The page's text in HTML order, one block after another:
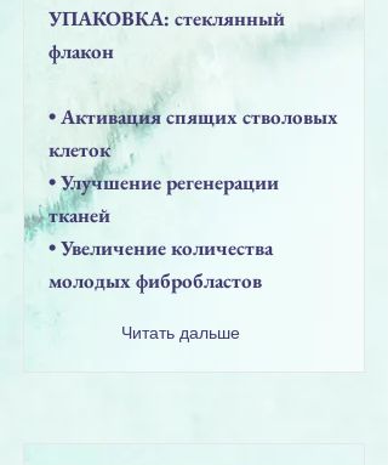
УПАКОВКА: стеклянный
флакон
• Активация спящих стволовых
клеток
• Улучшение регенерации
тканей
• Увеличение количества
молодых фибробластов
Читать дальше